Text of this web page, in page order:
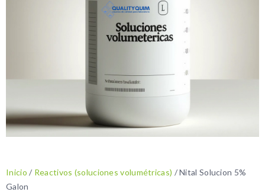
Inicio / Reactivos (soluciones volumétricas) / Nital Solucion 5%
Galon